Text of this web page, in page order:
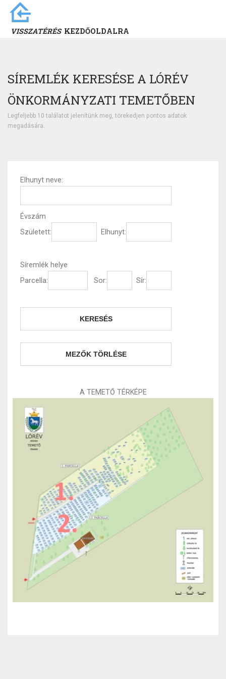
VISSZATÉRÉS KEZDŐOLDALRA
SÍREMLÉK KERESÉSE A LÓRÉV
ÖNKORMÁNYZATI TEMETŐBEN
Legfeljebb 10 találatot jelenítünk meg, törekedjen pontos adatok
megadására.
Elhunyt neve:
Évszám
Született:
Elhunyt:
Síremlék helye
Parcella:
Sor: Sír:
A TEMETŐ TÉRKÉPE